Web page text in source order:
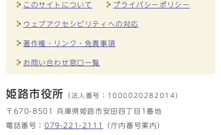
このサイトについて プライバシーポリシー
ウェブアクセシビリティへの対応
著作権・リンク・免責事項
お問い合わせ窓口一覧
姫路市役所 （法人番号： 1000020282014）
〒670-8501 兵庫県姫路市安田四丁目1番地
電話番号： 079-221-2111
（庁内番号案内）